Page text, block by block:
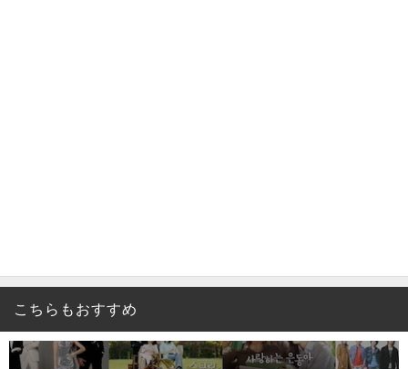
こちらもおすすめ